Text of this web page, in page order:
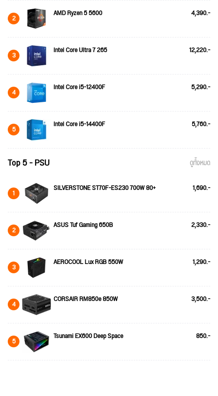
2 AMD Ryzen 5 5600 4,390.-
3 Intel Core Ultra 7 265 12,220.-
4 Intel Core i5-12400F 5,290.-
5 Intel Core i5-14400F 5,760.-
Top 5 - PSU ดูทั้งหมด
1 SILVERSTONE ST70F-ES230 700W 80+ 1,690.-
2 ASUS Tuf Gaming 650B 2,330.-
3 AEROCOOL Lux RGB 550W 1,290.-
4 CORSAIR RM850e 850W 3,500.-
5 Tsunami EX600 Deep Space 850.-